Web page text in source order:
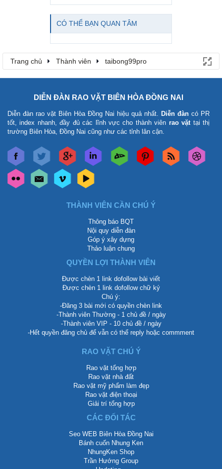
CÓ THỂ BẠN QUAN TÂM
Trang chủ Thành viên taibong99pro
DIỄN ĐÀN RAO VẶT BIÊN HÒA ĐỒNG NAI
Diễn đàn rao vặt Biên Hòa Đồng Nai hiệu quả nhất. Diễn đàn có PR
tốt, index nhanh, đầy đủ các lĩnh vực cho thành viên rao vặttại thị
trường Biên Hòa, Đồng Nai cũng như các tỉnh lân cận.
THÀNH VIÊN CẦN CHÚ Ý
Thông báo BQT
Nội quy diễn đàn
Góp ý xây dựng
Thảo luận chung
QUYỀN LỢI THÀNH VIÊN
Được chèn 1 link dofollow bài viết
Được chèn 1 link dofollow chữ ký
Chú ý:
-Đăng 3 bài mới có quyền chèn link
-Thành viên Thường - 1 chủ đề / ngày
-Thành viên VIP - 10 chủ đề / ngày
-Hết quyền đăng chủ để vẫn có thể reply hoặc commment
RAO VẶT CHÚ Ý
Rao vặt tổng hợp
Rao vặt nhà đất
Rao vặt mỹ phẩm làm đẹp
Rao vặt điện thoại
Giải trí tổng hợp
CÁC ĐỐI TÁC
Seo WEB Biên Hòa Đồng Nai
Bánh cuốn Nhung Ken
NhungKen Shop
Trần Hướng Group